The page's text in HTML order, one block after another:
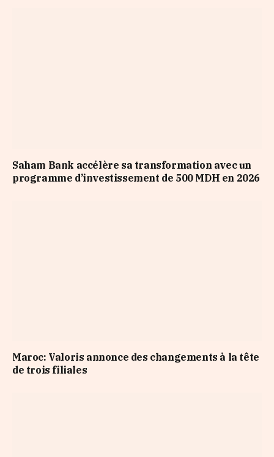
Saham Bank accélère sa transformation avec un
programme d’investissement de 500 MDH en 2026
Maroc: Valoris annonce des changements à la tête
de trois filiales